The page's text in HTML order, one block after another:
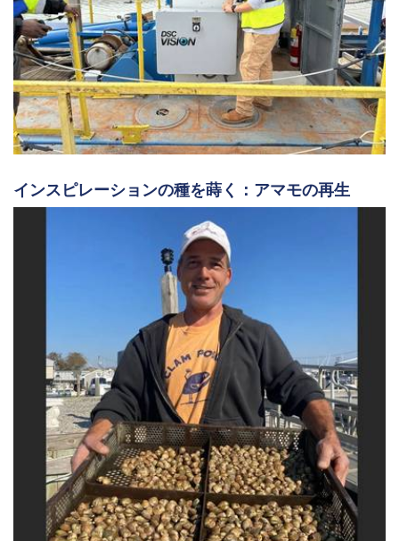
インスピレーションの種を蒔く：アマモの再生